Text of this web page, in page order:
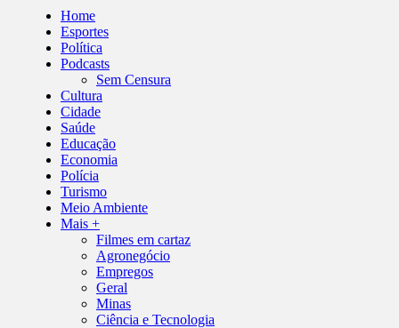
Home
Esportes
Política
Podcasts
Sem Censura
Cultura
Cidade
Saúde
Educação
Economia
Polícia
Turismo
Meio Ambiente
Mais +
Filmes em cartaz
Agronegócio
Empregos
Geral
Minas
Ciência e Tecnologia